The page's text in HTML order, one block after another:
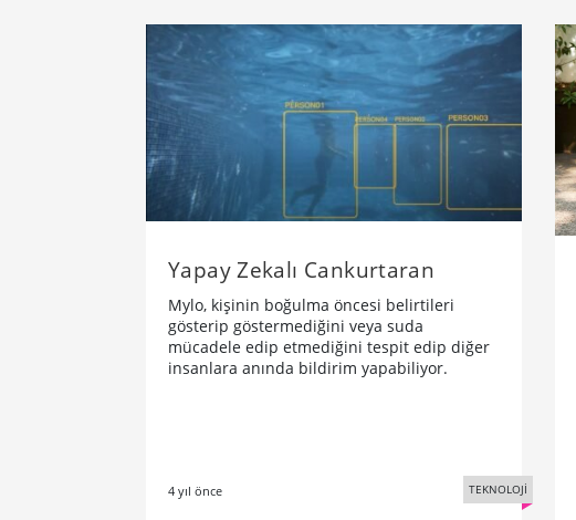
Yapay Zekalı Cankurtaran
Mylo, kişinin boğulma öncesi belirtileri
gösterip göstermediğini veya suda
mücadele edip etmediğini tespit edip diğer
insanlara anında bildirim yapabiliyor.
4 yıl önce TEKNOLOJİ